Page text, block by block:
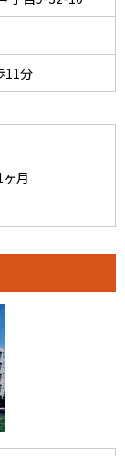
11分
月